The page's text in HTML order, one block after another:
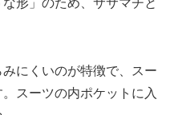
にくいのが特徴で、スー
スーツの内ポケットに入